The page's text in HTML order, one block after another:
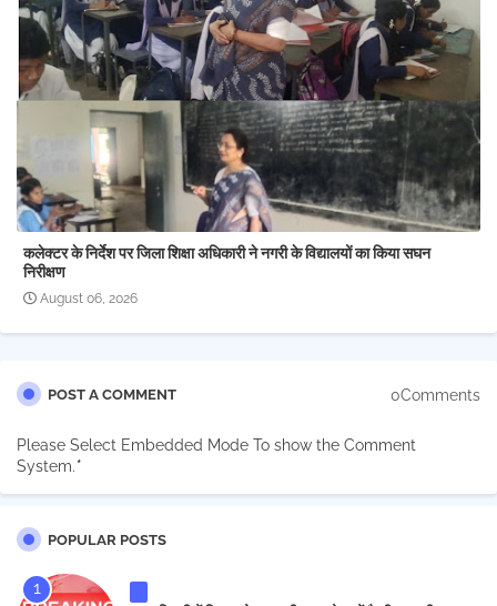
कलेक्टर के निर्देश पर जिला शिक्षा अधिकारी ने नगरी के विद्यालयों का किया सघन
निरीक्षण
August 06, 2026
POST A COMMENT 0Comments
Please Select Embedded Mode To show the Comment
System.*
POPULAR POSTS